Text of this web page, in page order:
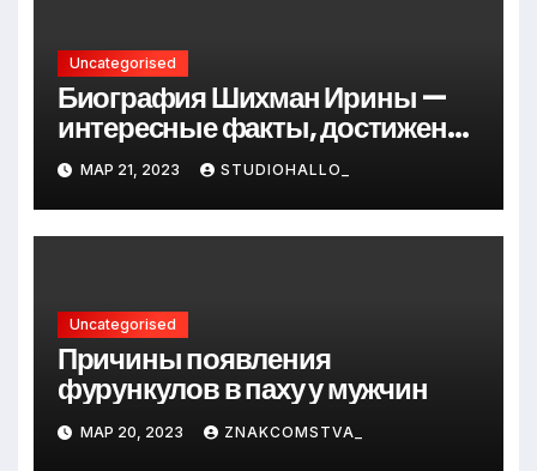
Uncategorised
Биография Шихман Ирины —
интересные факты, достижения
и путь к успеху
МАР 21, 2023 STUDIOHALLO_
Uncategorised
Причины появления
фурункулов в паху у мужчин
МАР 20, 2023 ZNAKCOMSTVA_